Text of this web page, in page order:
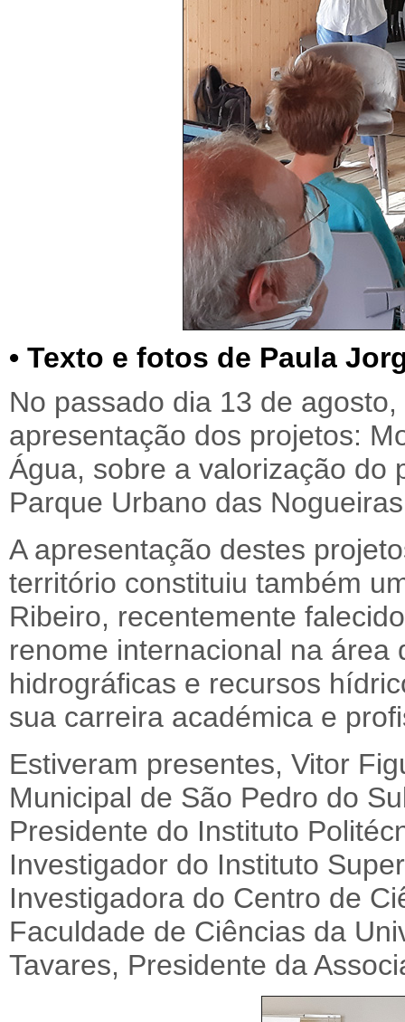
• Texto e fotos de Paula
No passado dia 13 de
apresentação dos projetos:
Água, sobre a valorização do
Parque Urbano das
A apresentação destes
território constituiu também
Ribeiro, recentemente
renome internacional na área
hidrográficas e recursos
sua carreira académica e
Estiveram presentes, Vitor
Municipal de São Pedro do
Presidente do Instituto
Investigador do Instituto
Investigadora do Centro de
Faculdade de Ciências da
Tavares, Presidente da